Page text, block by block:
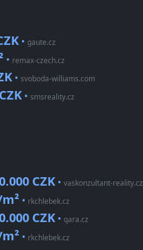
• gaute.cz
• remax-czech.cz
• svoboda-williams.com
• smsreality.cz
CZK • vaskonzultant-reality.cz
• rkchlebek.cz
CZK • qara.cz
• rkchlebek.cz